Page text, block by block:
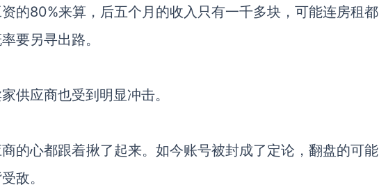
的80%来算，后五个月的收入只有一千多块，可能连房租都
要另寻出路。
供应商也受到明显冲击。
的心都跟着揪了起来。如今账号被封成了定论，翻盘的可能
敌。